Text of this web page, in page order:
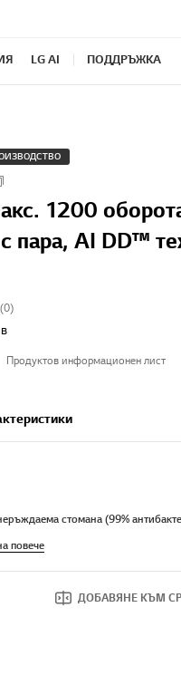
LG AI ПОДДРЪЖКА
1200
пара, AI DD™
Продуктов информационен лист
стомана (99%
повече
ДОБАВЯНЕ КЪМ